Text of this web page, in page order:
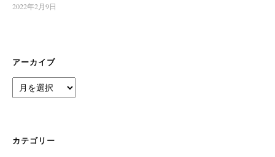
2022年2月9日
アーカイブ
ー
ブ
カテゴリー